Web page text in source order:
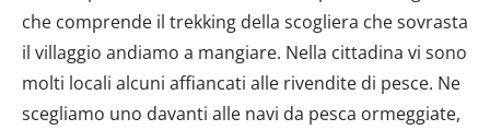
che comprende il trekking della scogliera che sovrasta
il villaggio andiamo a mangiare. Nella cittadina vi sono
molti locali alcuni affiancati alle rivendite di pesce. Ne
scegliamo uno davanti alle navi da pesca ormeggiate,